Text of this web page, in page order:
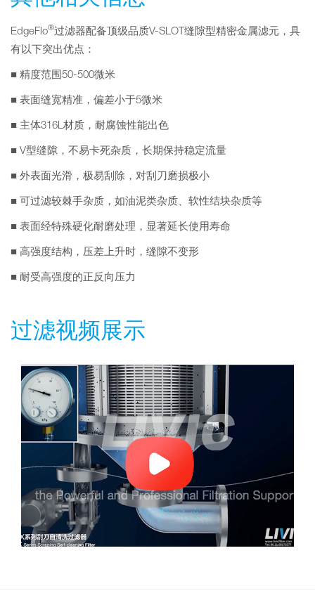
EdgeFlo®过滤器配备顶级品质V-SLOT缝隙型精密金属滤元，具
有以下突出优点：
■ 精度范围50-500微米
■ 表面缝宽精准，偏差小于5微米
■ 主体316L材质，耐腐蚀性能出色
■ V型缝隙，不易卡死杂质，长期保持稳定流量
■ 外表面光滑，极易刮除，对刮刀磨损极小
■ 可过滤较棘手杂质，如油泥类杂质、软性结块杂质等
■ 表面经特殊硬化耐磨处理，显著延长使用寿命
■ 高强度结构，压差上升时，缝隙不变形
■ 耐受高强度的正反向压力
过滤视频展示